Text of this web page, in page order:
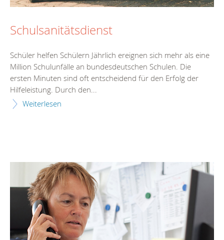
Schulsanitätsdienst
Schüler helfen Schülern Jährlich ereignen sich mehr als eine
Million Schulunfälle an bundesdeutschen Schulen. Die
ersten Minuten sind oft entscheidend für den Erfolg der
Hilfeleistung. Durch den...
Weiterlesen